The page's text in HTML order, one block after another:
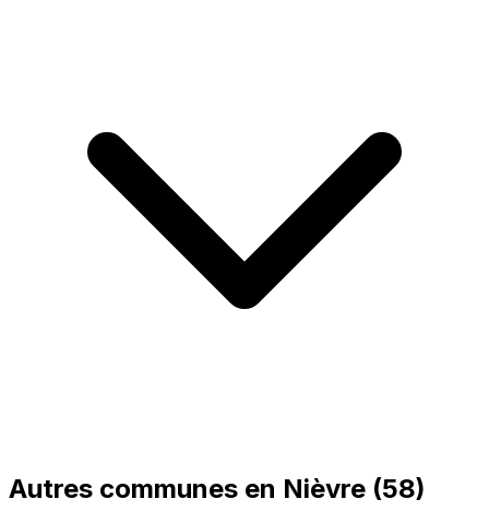
Autres communes en Nièvre (58)